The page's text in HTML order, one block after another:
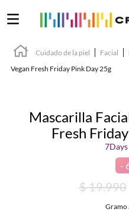
Cuidado de la piel Facial
Vegan Fresh Friday Pink Day 25g
Mascarilla
Fresh
7Days
$19.990
Gramo